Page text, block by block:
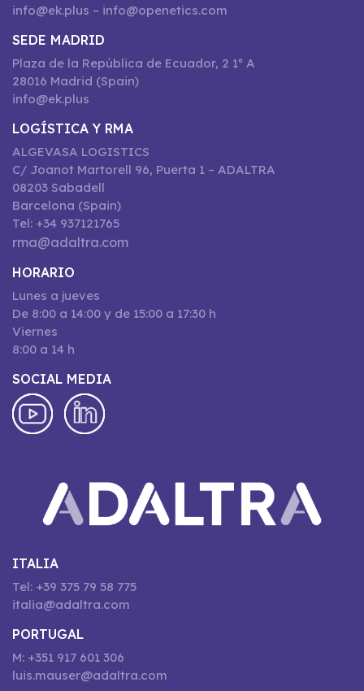
info@ek.plus – info@openetics.com
SEDE MADRID
Plaza de la República de Ecuador, 2 1º A
28016 Madrid (Spain)
info@ek.plus
LOGÍSTICA Y RMA
ALGEVASA LOGISTICS
C/ Joanot Martorell 96, Puerta 1 – ADALTRA
08203 Sabadell
Barcelona (Spain)
Tel: +34 937121765
rma@adaltra.com
HORARIO
Lunes a jueves
De 8:00 a 14:00 y de 15:00 a 17:30 h
Viernes
8:00 a 14 h
SOCIAL MEDIA
ITALIA
Tel: +39 375 79 58 775
italia@adaltra.com
PORTUGAL
M: +351 917 601 306
luis.mauser@adaltra.com